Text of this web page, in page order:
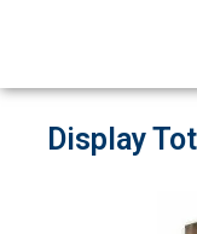
Display